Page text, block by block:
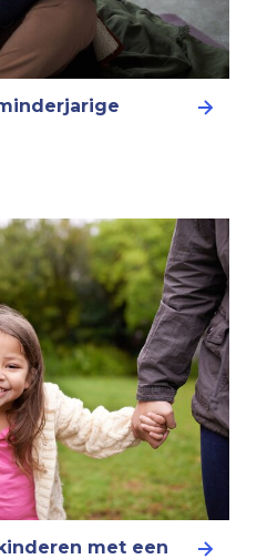
met een